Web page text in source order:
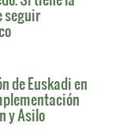
seguir
de Euskadi en
y Asilo